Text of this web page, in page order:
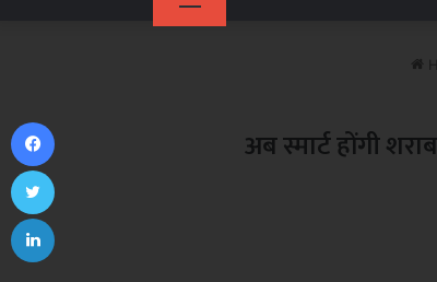
अब स्मार्ट होंगी